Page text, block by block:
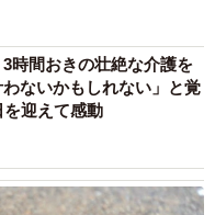
時間おきの壮絶な介護を
ないかもしれない」と覚
迎えて感動